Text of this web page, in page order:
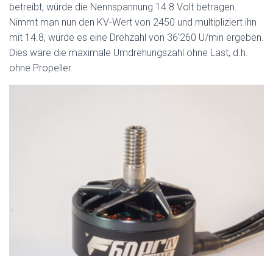
betreibt, würde die Nennspannung 14.8 Volt betragen.
Nimmt man nun den KV-Wert von 2450 und multipliziert ihn
mit 14.8, würde es eine Drehzahl von 36’260 U/min ergeben.
Dies wäre die maximale Umdrehungszahl ohne Last, d.h.
ohne Propeller.